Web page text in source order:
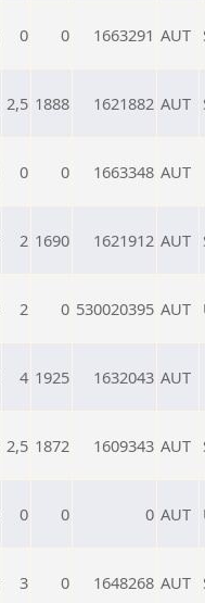
0 0 1663291 AUT
2,5 1888 1621882 AUT
0 0 1663348 AUT
2 1690 1621912 AUT
2 0 530020395 AUT
4 1925 1632043 AUT
2,5 1872 1609343 AUT
0 0 0 AUT
3 0 1648268 AUT